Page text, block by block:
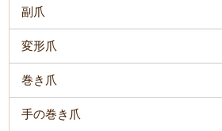
副爪
変形爪
巻き爪
手の巻き爪